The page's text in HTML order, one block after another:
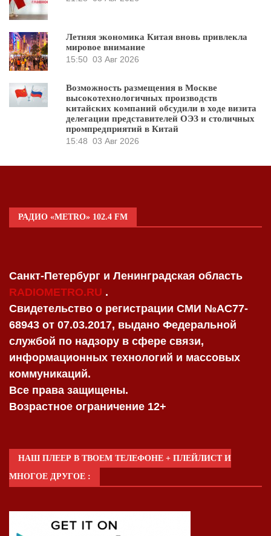
Летняя экономика Китая вновь привлекла
мировое внимание
15:50 03 Авг 2026
Возможность размещения в Москве
высокотехнологичных производств
китайских компаний обсудили в ходе визита
делегации представителей ОЭЗ и столичных
промпредприятий в Китай
15:48 03 Авг 2026
РАДИО «METRO» 102.4 FM
Санкт-Петербург и Ленинградская область
RADIOMETRO.RU .
Свидетельство о регистрации СМИ №AC77-
68943 от 07.03.2017, выдано Федеральной
службой по надзору в сфере связи,
информационных технологий и массовых
коммуникаций.
Все права защищены.
Возрастное ограничение 12+
НАШ ПЛЕЕР В ТВОЕМ ТЕЛЕФОНЕ + ПЛЕЙЛИСТ И
МНОГОЕ ДРУГОЕ :